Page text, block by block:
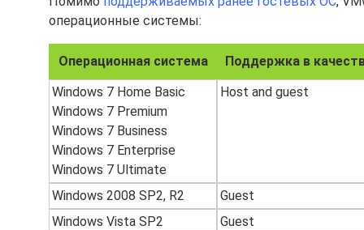
операционные системы:
Операционная система
Поддержка в
Windows 7 Home Basic
Windows 7 Premium
Windows 7 Business
Windows 7 Enterprise
Windows 7 Ultimate
Host and guest
Windows 2008 SP2, R2
Guest
Windows Vista SP2
Guest